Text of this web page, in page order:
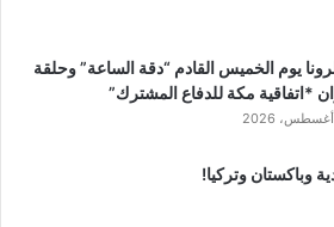
يوم الخميس القادم “دقة الساعة” وحلقة
*اتفاقية مكة للدفاع المشترك”
وباكستان وتركيا!